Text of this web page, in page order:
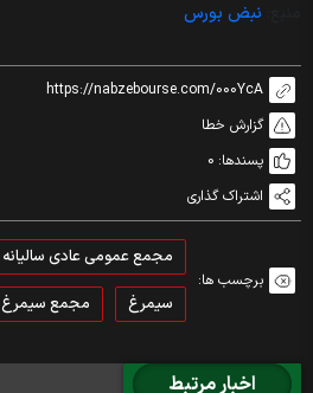
نبض بورس
https://nabzebourse.com/000YcA
گزارش خطا
پسندها: 0
اشتراک گذاری
برچسب ها:
مجمع عمومی عادی سالیانه
سیمرغ
مجمع سیمرغ
اخبار مرتبط